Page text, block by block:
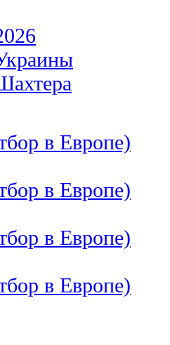
в Европе)
в Европе)
в Европе)
в Европе)